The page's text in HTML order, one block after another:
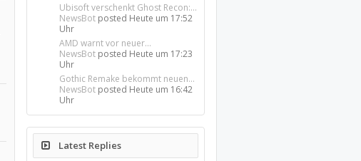
Ubisoft verschenkt Ghost Recon:...
NewsBot posted Heute um 17:52
Uhr
AMD warnt vor neuer...
NewsBot posted Heute um 17:23
Uhr
Gothic Remake bekommt neuen...
NewsBot posted Heute um 16:42
Uhr
Latest Replies